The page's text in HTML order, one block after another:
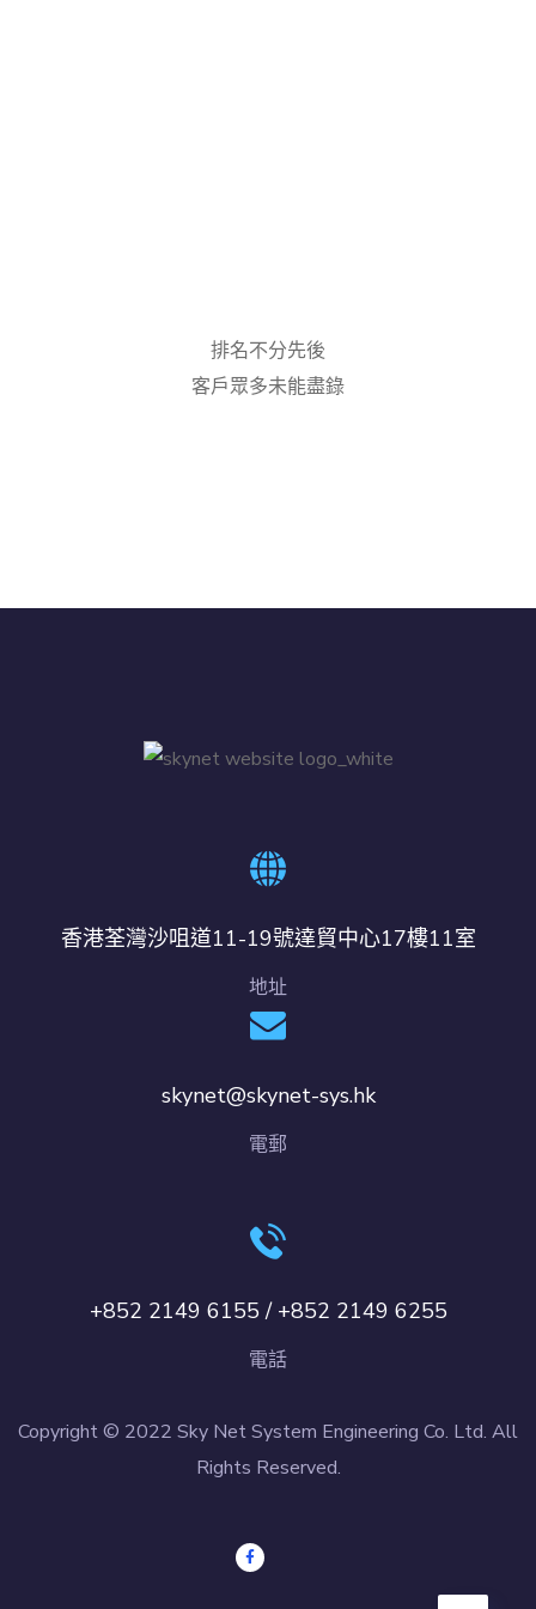
排名不分先後
客戶眾多未能盡錄
香港荃灣沙咀道11-19號達貿中心17樓11室
地址
skynet@skynet-sys.hk
電郵
+852 2149 6155 / +852 2149 6255
電話
Copyright © 2022 Sky Net System Engineering Co. Ltd. All
Rights Reserved.